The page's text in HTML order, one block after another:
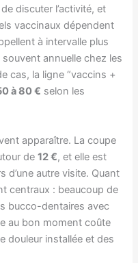
discuter l’activité, et
vaccinaux dépendent
à intervalle plus
annuelle chez les
cas, la ligne “vaccins +
à 80 € selon les
apparaître. La coupe
de12 €, et elle est
d’une autre visite. Quant
centraux : beaucoup de
bucco-dentaires avec
au bon moment coûte
douleur installée et des